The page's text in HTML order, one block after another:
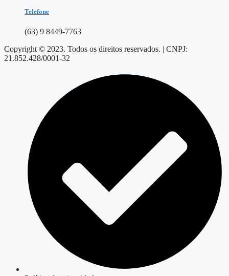
Telefone
(63) 9 8449-7763
Copyright © 2023. Todos os direitos reservados. | CNPJ:
21.852.428/0001-32